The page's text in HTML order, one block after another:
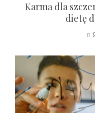
Karma dla
dietę